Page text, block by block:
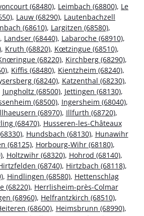
(68480), Leimbach (68800), Le
, Lauw (68290), Lautenbachzell
(68610), Largitzen (68580),
, Landser (68440), Labaroche (68910),
, Kruth (68820), Kœtzingue (68510),
(68220), Kirchberg (68290),
, Kiffis (68480), Kientzheim (68240),
(68240), Katzenthal (68230),
Jungholtz (68500), Jettingen (68130),
(68500), Ingersheim (68040),
(68970), Illfurth (68720),
(68470), Husseren-les-Châteaux
, Hundsbach (68130), Hunawihr
(68125), Horbourg-Wihr (68180),
, Holtzwihr (68320), Hohrod (68140),
(68740), Hirtzbach (68118),
, Hindlingen (68580), Hettenschlag
(68220), Herrlisheim-près-Colmar
(68960), Helfrantzkirch (68510),
(68600), Heimsbrunn (68990),